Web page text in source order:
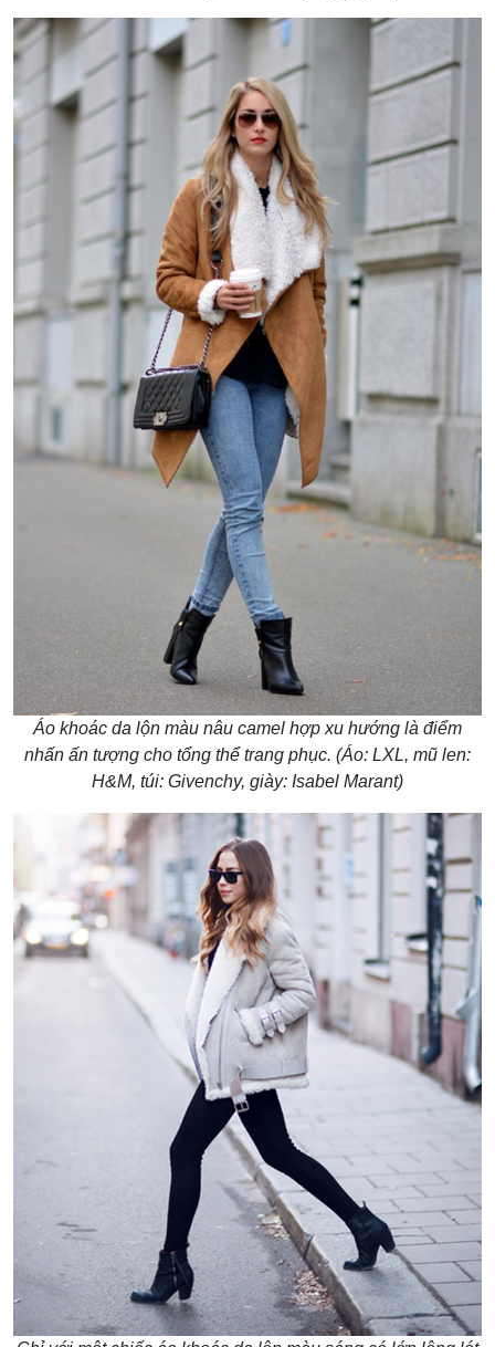
Áo khoác da lộn màu nâu camel hợp xu hướng là điểm
nhấn ấn tượng cho tổng thể trang phục. (Áo: LXL, mũ len:
H&M, túi: Givenchy, giày: Isabel Marant)